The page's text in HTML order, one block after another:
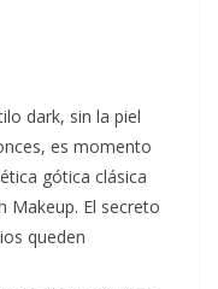
dark, sin la piel
es momento
gótica clásica
Makeup. El secreto
queden